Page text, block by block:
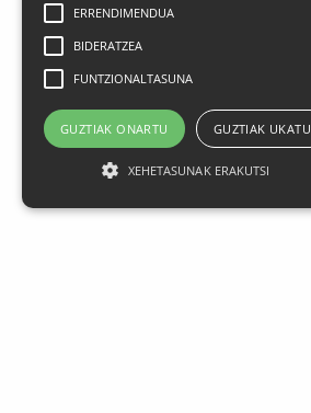
ERRENDIMENDUA
BIDERATZEA
FUNTZIONALTASUNA
GUZTIAK ONARTU GUZTIAK UKATU
XEHETASUNAK ERAKUTSI